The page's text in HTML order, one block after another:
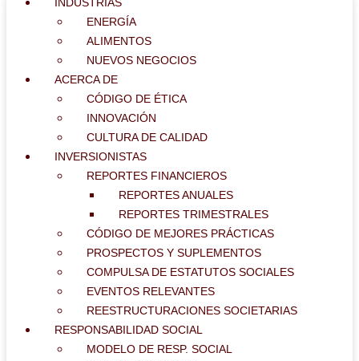
ENERGÍA
ALIMENTOS
NUEVOS NEGOCIOS
ACERCA DE
CÓDIGO DE ÉTICA
INNOVACIÓN
CULTURA DE CALIDAD
INVERSIONISTAS
REPORTES FINANCIEROS
REPORTES ANUALES
REPORTES TRIMESTRALES
CÓDIGO DE MEJORES PRÁCTICAS
PROSPECTOS Y SUPLEMENTOS
COMPULSA DE ESTATUTOS SOCIALES
EVENTOS RELEVANTES
REESTRUCTURACIONES SOCIETARIAS
RESPONSABILIDAD SOCIAL
MODELO DE RESP. SOCIAL